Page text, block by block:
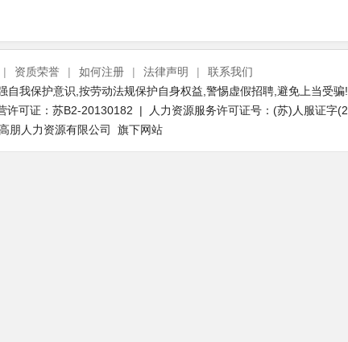
| 资质荣誉 | 如何注册 | 法律声明 |
联系我们
自我保护意识,按劳动法规保护自身权益,警惕虚假招聘,避免上当受骗!
许可证：苏B2-20130182 | 人力资源服务许可证号：(苏)人服证字
朋人力资源有限公司 旗下网站